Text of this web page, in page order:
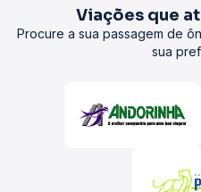
Viações que
Procure a sua passagem de
sua